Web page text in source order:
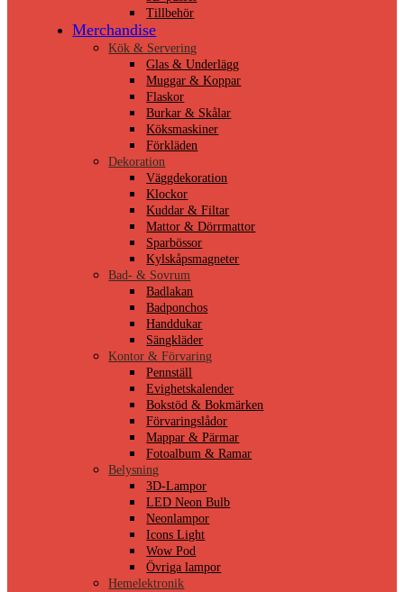
Tillbehör
Merchandise
Kök & Servering
Glas & Underlägg
Muggar & Koppar
Flaskor
Burkar & Skålar
Köksmaskiner
Förkläden
Dekoration
Väggdekoration
Klockor
Kuddar & Filtar
Mattor & Dörrmattor
Sparbössor
Kylskåpsmagneter
Bad- & Sovrum
Badlakan
Badponchos
Handdukar
Sängkläder
Kontor & Förvaring
Pennställ
Evighetskalender
Bokstöd & Bokmärken
Förvaringslådor
Mappar & Pärmar
Fotoalbum & Ramar
Belysning
3D-Lampor
LED Neon Bulb
Neonlampor
Icons Light
Wow Pod
Övriga lampor
Hemelektronik